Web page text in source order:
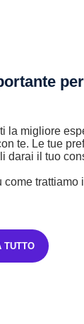
la migliore
te. Le tue
darai il tuo
TUTTO